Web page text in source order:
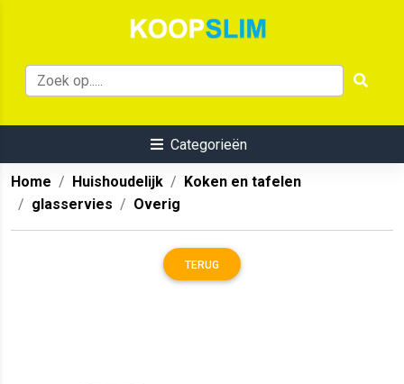
Categorieën
Home Huishoudelijk
Koken en tafelen
glasservies
Overig
TERUG